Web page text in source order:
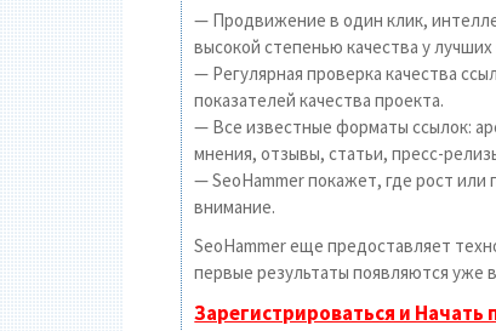
— Продвижение в один клик,
высокой степенью качества у
— Регулярная проверка качества
показателей качества проекта.
— Все известные форматы ссылок:
мнения, отзывы, статьи, пресс-
— SeoHammer покажет, где рост
внимание.
SeoHammer еще предоставляет
первые результаты появляются уже
Зарегистрироваться и